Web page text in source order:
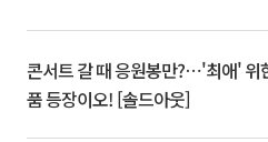
콘서트 갈 때 응원봉만?⋯'최애' 위
품 등장이오! [솔드아웃]